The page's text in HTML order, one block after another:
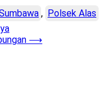
, Polsek Alas
⟶